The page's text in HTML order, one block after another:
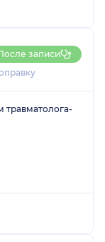
записи
травматолога-